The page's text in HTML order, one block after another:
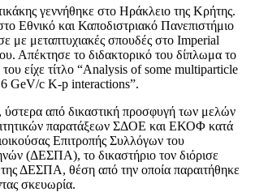
γεννήθηκε στο Ηράκλειο της Κρήτης.
Εθνικό και Καποδιστριακό Πανεπιστήμιο
με μεταπτυχιακές σπουδές στο Imperial
Απέκτησε το διδακτορικό του δίπλωμα το
του είχε τίτλο “Analysis of some multiparticle
GeV/c K-p interactions”.
από δικαστική προσφυγή των μελών
παρατάξεων ΣΔΟΕ και ΕΚΟΦ κατά
Επιτροπής Συλλόγων του
(ΔΕΣΠΑ), το δικαστήριο τον διόρισε
ΔΕΣΠΑ, θέση από την οποία παραιτήθηκε
σκευωρία.